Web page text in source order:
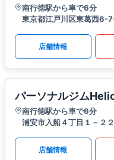
南行徳駅から車で6分
東京都江戸川区東葛西6-
店舗情報
パーソナルジム
南行徳駅から車で6分
浦安市入船４丁目１－２
店舗情報